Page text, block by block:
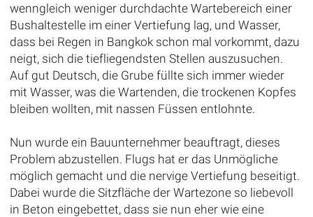
wenngleich weniger durchdachte Wartebereich einer
Bushaltestelle im einer Vertiefung lag, und Wasser,
dass bei Regen in Bangkok schon mal vorkommt, dazu
neigt, sich die tiefliegendsten Stellen auszusuchen.
Auf gut Deutsch, die Grube füllte sich immer wieder
mit Wasser, was die Wartenden, die trockenen Kopfes
bleiben wollten, mit nassen Füssen entlohnte.
Nun wurde ein Bauunternehmer beauftragt, dieses
Problem abzustellen. Flugs hat er das Unmögliche
möglich gemacht und die nervige Vertiefung beseitigt.
Dabei wurde die Sitzfläche der Wartezone so liebevoll
in Beton eingebettet, dass sie nun eher wie eine